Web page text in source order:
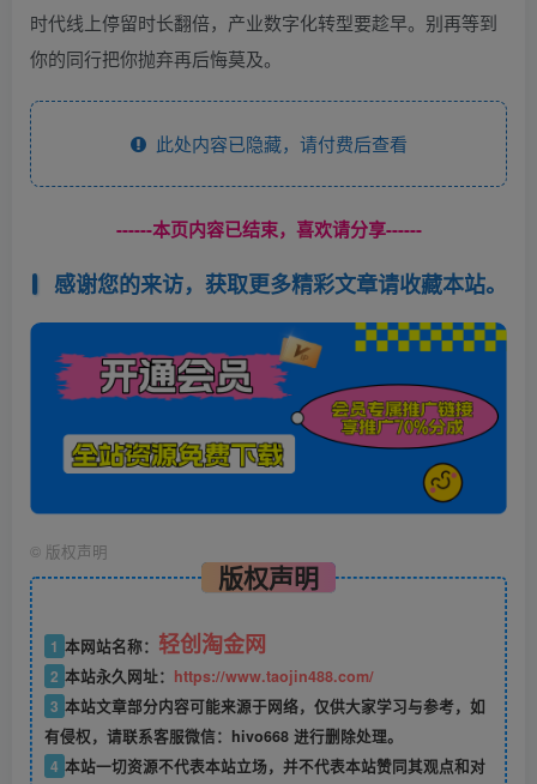
时代线上停留时长翻倍，产业数字化转型要趁早。别再等到
你的同行把你抛弃再后悔莫及。
此处内容已隐藏，请付费后查看
------本页内容已结束，喜欢请分享------
感谢您的来访，获取更多精彩文章请收藏本站。
© 版权声明
版权声明
1 本网站名称： 轻创淘金网
2 本站永久网址： https://www.taojin488.com/
3 本站文章部分内容可能来源于网络，仅供大家学习与参考，如
有侵权，请联系客服微信：hivo668 进行删除处理。
4 本站一切资源不代表本站立场，并不代表本站赞同其观点和对